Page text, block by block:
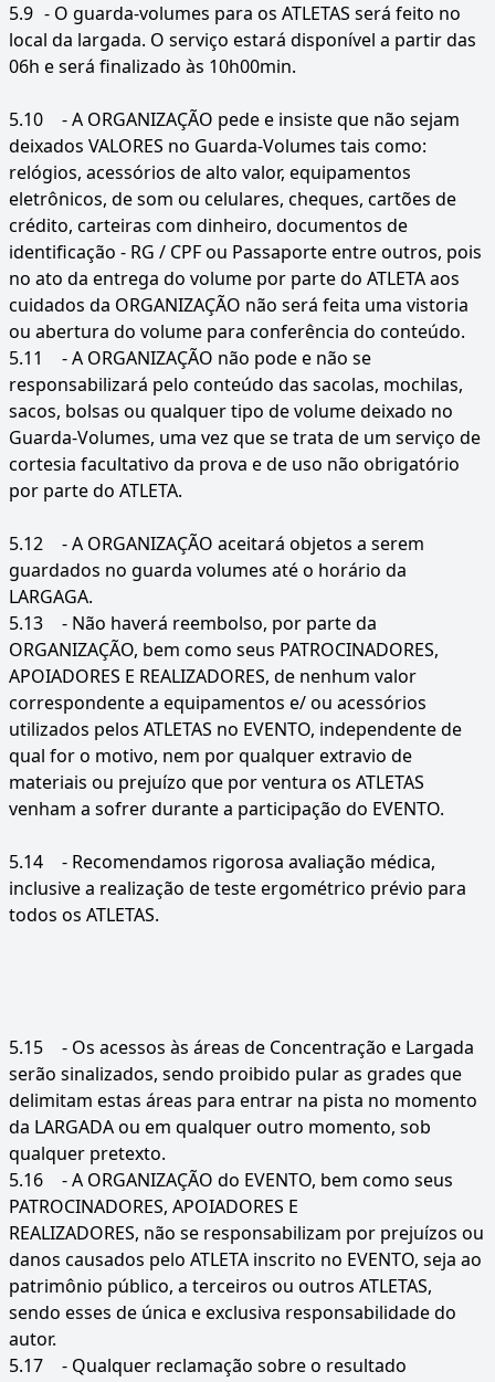
5.9 - O guarda-volumes para os ATLETAS será feito no
local da largada. O serviço estará disponível a partir das
06h e será finalizado às 10h00min.
5.10
- A ORGANIZAÇÃO pede e insiste que não sejam
deixados VALORES no Guarda-Volumes tais como:
relógios, acessórios de alto valor, equipamentos
eletrônicos, de som ou celulares, cheques, cartões de
crédito, carteiras com dinheiro, documentos de
identificação - RG / CPF ou Passaporte entre outros, pois
no ato da entrega do volume por parte do ATLETA aos
cuidados da ORGANIZAÇÃO não será feita uma vistoria
ou abertura do volume para conferência do conteúdo.
5.11
- A ORGANIZAÇÃO não pode e não se
responsabilizará pelo conteúdo das sacolas, mochilas,
sacos, bolsas ou qualquer tipo de volume deixado no
Guarda-Volumes, uma vez que se trata de um serviço de
cortesia facultativo da prova e de uso não obrigatório
por parte do ATLETA.
5.12
- A ORGANIZAÇÃO aceitará objetos a serem
guardados no guarda volumes até o horário da
LARGAGA.
5.13
- Não haverá reembolso, por parte da
ORGANIZAÇÃO, bem como seus PATROCINADORES,
APOIADORES E REALIZADORES, de nenhum valor
correspondente a equipamentos e/ ou acessórios
utilizados pelos ATLETAS no EVENTO, independente de
qual for o motivo, nem por qualquer extravio de
materiais ou prejuízo que por ventura os ATLETAS
venham a sofrer durante a participação do EVENTO.
5.14
- Recomendamos rigorosa avaliação médica,
inclusive a realização de teste ergométrico prévio para
todos os ATLETAS.
5.15
- Os acessos às áreas de Concentração e Largada
serão sinalizados, sendo proibido pular as grades que
delimitam estas áreas para entrar na pista no momento
da LARGADA ou em qualquer outro momento, sob
qualquer pretexto.
5.16
- A ORGANIZAÇÃO do EVENTO, bem como seus
PATROCINADORES, APOIADORES E
REALIZADORES, não se responsabilizam por prejuízos ou
danos causados pelo ATLETA inscrito no EVENTO, seja ao
patrimônio público, a terceiros ou outros ATLETAS,
sendo esses de única e exclusiva responsabilidade do
autor.
5.17
- Qualquer reclamação sobre o resultado